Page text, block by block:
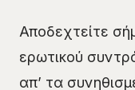
Αποδεχτείτε
ερωτικού
απ’ τα